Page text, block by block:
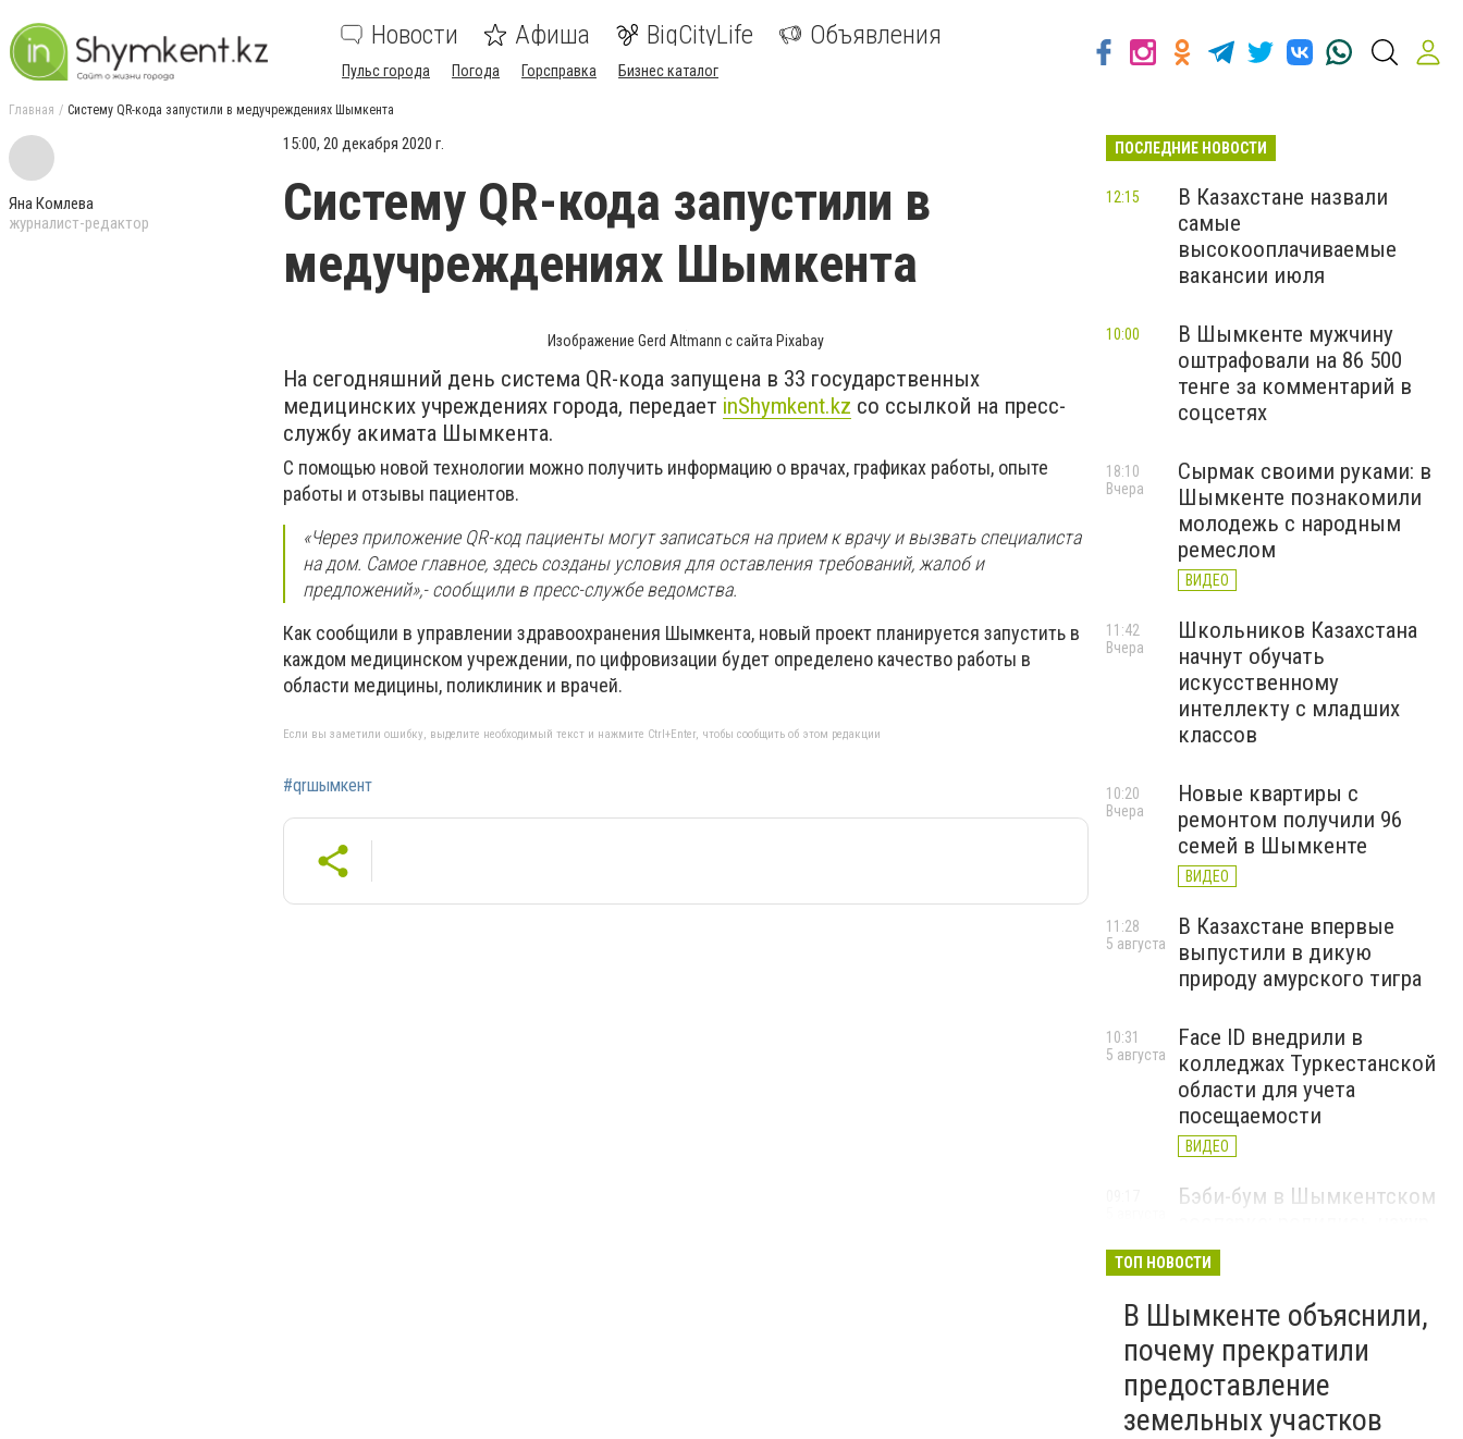
Новости Афиша BigCityLife Объявления
Пульс города Погода Горсправка Бизнес каталог
Главная Систему QR-кода запустили в медучреждениях Шымкента
Яна Комлева
журналист-редактор
15:00, 20 декабря 2020 г.
Систему QR-кода запустили в
медучреждениях Шымкента
Изображение Gerd Altmann с сайта Pixabay
На сегодняшний день система QR-кода запущена в 33 государственных
медицинских учреждениях города, передает inShymkent.kz со ссылкой на пресс-
службу акимата Шымкента.
С помощью новой технологии можно получить информацию о врачах, графиках работы, опыте
работы и отзывы пациентов.
«Через приложение QR-код пациенты могут записаться на прием к врачу и вызвать специалиста
на дом. Самое главное, здесь созданы условия для оставления требований, жалоб и
предложений»,- сообщили в пресс-службе ведомства.
Как сообщили в управлении здравоохранения Шымкента, новый проект планируется запустить в
каждом медицинском учреждении, по цифровизации будет определено качество работы в
области медицины, поликлиник и врачей.
Если вы заметили ошибку, выделите необходимый текст и нажмите Ctrl+Enter, чтобы сообщить об этом редакции
#qrшымкент
ПОСЛЕДНИЕ НОВОСТИ
В Казахстане назвали
самые
высокооплачиваемые
вакансии июля
12:15
В Шымкенте мужчину
оштрафовали на 86 500
тенге за комментарий в
соцсетях
10:00
Сырмак своими руками: в
Шымкенте познакомили
молодежь с народным
ремеслом
ВИДЕО
18:10
Вчера
Школьников Казахстана
начнут обучать
искусственному
интеллекту с младших
классов
11:42
Вчера
Новые квартиры с
ремонтом получили 96
семей в Шымкенте
ВИДЕО
10:20
Вчера
В Казахстане впервые
выпустили в дикую
природу амурского тигра
11:28
5 августа
Face ID внедрили в
колледжах Туркестанской
области для учета
посещаемости
ВИДЕО
10:31
5 августа
Бэби-бум в Шымкентском
хамелеоны и другие редкие
животные
ТОП НОВОСТИ
В Шымкенте объяснили,
почему прекратили
предоставление
земельных участков